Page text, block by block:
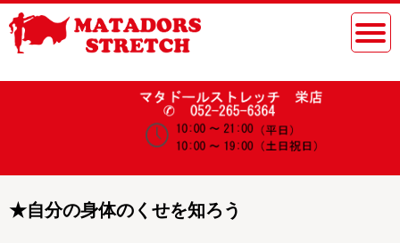
★自分の身体のくせを知ろう